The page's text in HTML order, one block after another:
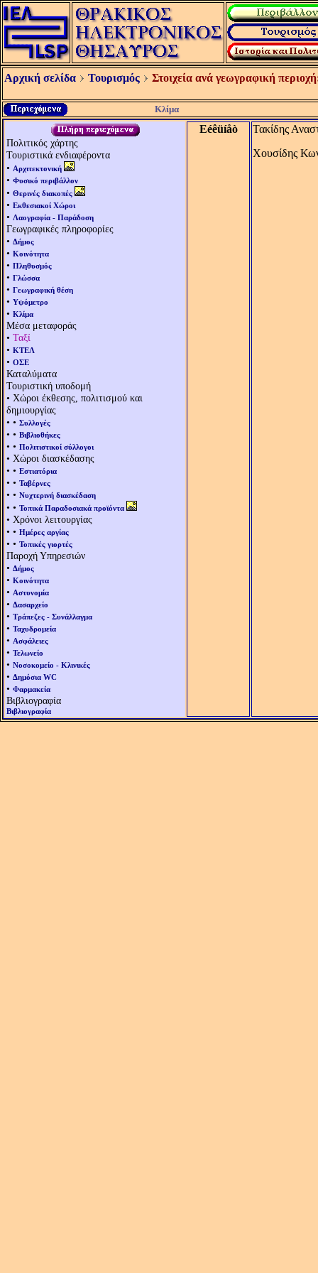
Αρχική σελίδα Τουρισμός Στοιχεία ανά γεωγραφική
Κλίμα
Πολιτικός χάρτης
Τουριστικά ενδιαφέροντα
• Αρχιτεκτονική
• Φυσικό περιβάλλον
• Θερινές διακοπές
• Εκθεσιακοί Χώροι
• Λαογραφία - Παράδοση
Γεωγραφικές πληροφορίες
• Δήμος
• Κοινότητα
• Πληθυσμός
• Γλώσσα
• Γεωγραφική θέση
• Υψόμετρο
• Κλίμα
Μέσα μεταφοράς
• Ταξί
• ΚΤΕΛ
• ΟΣΕ
Καταλύματα
Τουριστική υποδομή
• Χώροι έκθεσης, πολιτισμού και
δημιουργίας
• • Συλλογές
• • Βιβλιοθήκες
• • Πολιτιστικοί σύλλογοι
• Χώροι διασκέδασης
• • Εστιατόρια
• • Ταβέρνες
• • Νυχτερινή διασκέδαση
• • Τοπικά Παραδοσιακά προϊόντα
• Χρόνοι λειτουργίας
• • Ημέρες αργίας
• • Τοπικές γιορτές
Παροχή Υπηρεσιών
• Δήμος
• Κοινότητα
• Αστυνομία
• Δασαρχείο
• Τράπεζες - Συνάλλαγμα
• Ταχυδρομεία
• Ασφάλειες
• Τελωνείο
• Νοσοκομείο - Κλινικές
• Δημόσια WC
• Φαρμακεία
Βιβλιογραφία
Βιβλιογραφία
Eéêüíåò
Τακίδης
Χουσίδης